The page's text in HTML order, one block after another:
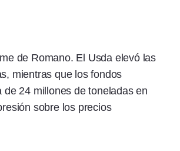
de Romano. El Usda elevó las
mientras que los fondos
24 millones de toneladas en
sobre los precios